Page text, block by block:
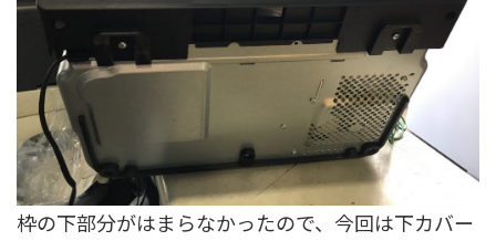
枠の下部分がはまらなかったので、今回は下カバー